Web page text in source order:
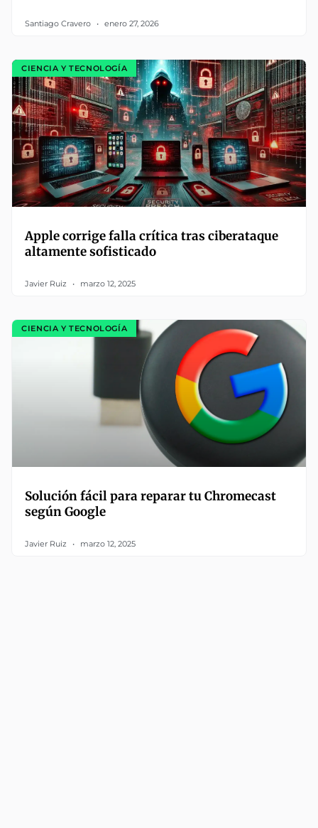
Santiago Cravero enero 27, 2026
CIENCIA Y TECNOLOGÍA
Apple corrige falla crítica tras ciberataque
altamente sofisticado
Javier Ruiz marzo 12, 2025
CIENCIA Y TECNOLOGÍA
Solución fácil para reparar tu Chromecast
según Google
Javier Ruiz marzo 12, 2025